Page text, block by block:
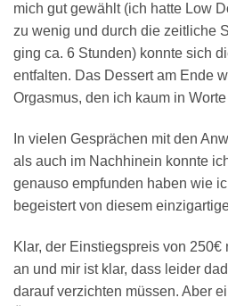
mich gut gewählt (ich hatte Low
zu wenig und durch die zeitliche
ging ca. 6 Stunden) konnte sich
entfalten. Das Dessert am Ende
Orgasmus, den ich kaum in
In vielen Gesprächen mit den
als auch im Nachhinein konnte
genauso empfunden haben wie
begeistert von diesem
Klar, der Einstiegspreis von 250€
an und mir ist klar, dass leider
darauf verzichten müssen. Aber